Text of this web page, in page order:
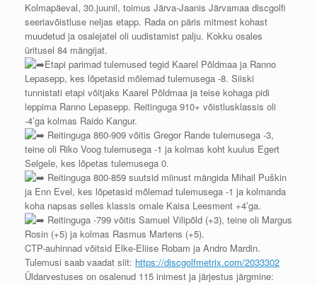
Kolmapäeval, 30.juunil, toimus Järva-Jaanis Järvamaa discgolfi
seeriavõistluse neljas etapp. Rada on päris mitmest kohast
muudetud ja osalejatel oli uudistamist palju. Kokku osales
üritusel 84 mängijat.
Etapi parimad tulemused tegid Kaarel Põldmaa ja Ranno
Lepasepp, kes lõpetasid mõlemad tulemusega -8. Siiski
tunnistati etapi võitjaks Kaarel Põldmaa ja teise kohaga pidi
leppima Ranno Lepasepp. Reitinguga 910+ võistlusklassis oli
-4’ga kolmas Raido Kangur.
Reitinguga 860-909 võitis Gregor Rande tulemusega -3,
teine oli Riko Voog tulemusega -1 ja kolmas koht kuulus Egert
Selgele, kes lõpetas tulemusega 0.
Reitinguga 800-859 suutsid miinust mängida Mihail Puškin
ja Enn Evel, kes lõpetasid mõlemad tulemusega -1 ja kolmanda
koha napsas selles klassis omale Kaisa Leesment +4’ga.
Reitinguga -799 võitis Samuel Vilipõld (+3), teine oli Margus
Rosin (+5) ja kolmas Rasmus Martens (+5).
CTP-auhinnad võitsid Elke-Eliise Robam ja Andro Mardin.
Tulemusi saab vaadat siit: https://discgolfmetrix.com/2033302
Üldarvestuses on osalenud 115 inimest ja järjestus järgmine: